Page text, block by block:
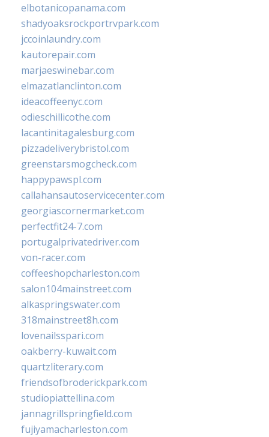
elbotanicopanama.com
shadyoaksrockportrvpark.com
jccoinlaundry.com
kautorepair.com
marjaeswinebar.com
elmazatlanclinton.com
ideacoffeenyc.com
odieschillicothe.com
lacantinitagalesburg.com
pizzadeliverybristol.com
greenstarsmogcheck.com
happypawspl.com
callahansautoservicecenter.com
georgiascornermarket.com
perfectfit24-7.com
portugalprivatedriver.com
von-racer.com
coffeeshopcharleston.com
salon104mainstreet.com
alkaspringswater.com
318mainstreet8h.com
lovenailsspari.com
oakberry-kuwait.com
quartzliterary.com
friendsofbroderickpark.com
studiopiattellina.com
jannagrillspringfield.com
fujiyamacharleston.com